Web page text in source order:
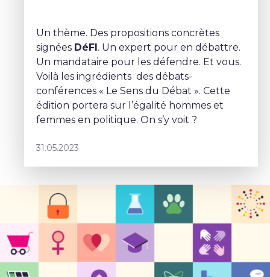
Un thème. Des propositions concrètes
signées DéFI. Un expert pour en débattre.
Un mandataire pour les défendre. Et vous.
Voilà les ingrédients des débats-
conférences « Le Sens du Débat ». Cette
édition portera sur l’égalité hommes et
femmes en politique. On s’y voit ?
31.05.2023